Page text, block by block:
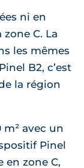
ni en
C. La
les mêmes
B2, c’est
la région
avec un
Pinel
en zone C,